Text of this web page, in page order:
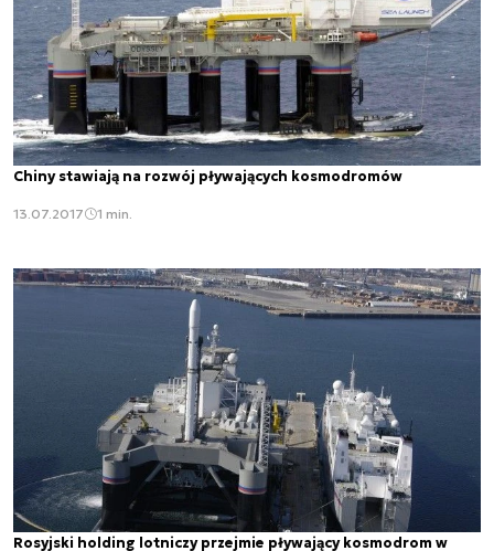
Chiny stawiają na rozwój pływających kosmodromów
13.07.2017 1 min.
Rosyjski holding lotniczy przejmie pływający kosmodrom w